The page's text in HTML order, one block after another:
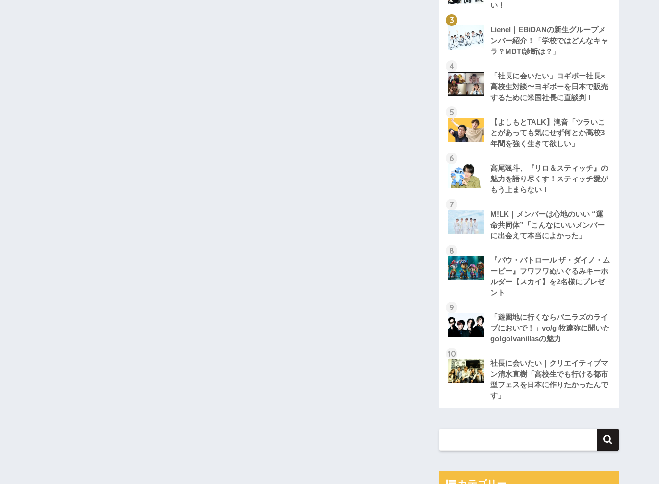
い！
Lienel｜EBiDANの新生グループメ
ンバー紹介！「学校ではどんなキャ
ラ？MBTI診断は？」
「社長に会いたい」ヨギボー社長×
高校生対談〜ヨギボーを日本で販売
するために米国社長に直談判！
【よしもとTALK】滝音「ツラいこ
とがあっても気にせず何とか高校3
年間を強く生きて欲しい」
高尾颯斗、『リロ＆スティッチ』の
魅力を語り尽くす！スティッチ愛が
もう止まらない！
M!LK｜メンバーは心地のいい “運
命共同体”「こんなにいいメンバー
に出会えて本当によかった」
『パウ・パトロール ザ・ダイノ・ム
ービー』フワフワぬいぐるみキーホ
ルダー【スカイ】を2名様にプレゼ
ント
「遊園地に行くならバニラズのライ
ブにおいで！」vo/g 牧達弥に聞いた
go!go!vanillasの魅力
社長に会いたい｜クリエイティブマ
ン清水直樹「高校生でも行ける都市
型フェスを日本に作りたかったんで
す」